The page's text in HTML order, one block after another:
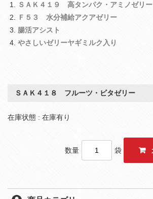
ＳＡＫ４１９ 高タンパク・アミノゼリー
Ｆ５３ 水分補給アクアゼリー
腸活アシスト
やさしいゼリーヤギミルク入り
ＳＡＫ４１８ フルーツ・ビタゼリー
在庫状態 : 在庫有り
数量 袋